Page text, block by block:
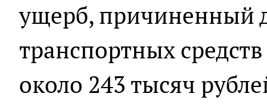
ущерб, причиненный
транспортных
около 243 тысяч